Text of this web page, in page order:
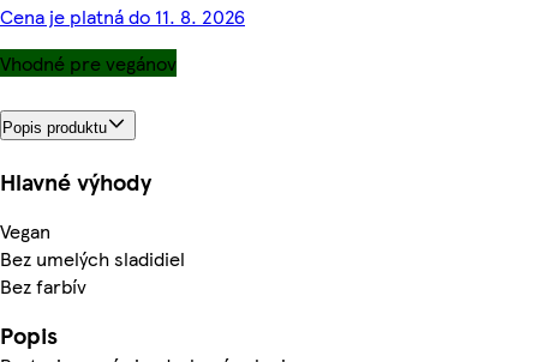
Cena je platná do 11. 8. 2026
Vhodné pre vegánov
Popis produktu
Hlavné výhody
Vegan
Bez umelých sladidiel
Bez farbív
Popis